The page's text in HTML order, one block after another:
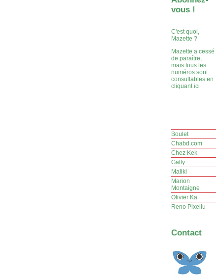
vous !
C'est quoi,
Mazette ?
Mazette a cessé
de paraître,
mais tous les
numéros sont
consultables en
cliquant ici
Boulet
Chabd.com
Chez Kek
Gally
Maliki
Marion
Montaigne
Olivier Ka
Reno Pixellu
Contact